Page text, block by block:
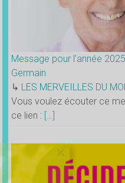
Message pour l’année
Germain
↳ LES MERVEILLES DU
Vous voulez écouter ce
ce lien : […]
×